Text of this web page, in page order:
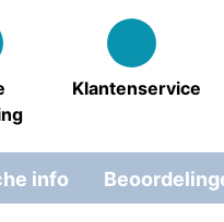
Klantenservice
info